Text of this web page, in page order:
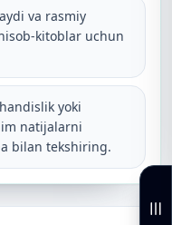
va rasmiy
kitoblar uchun
yoki
natijalarni
bilan tekshiring.